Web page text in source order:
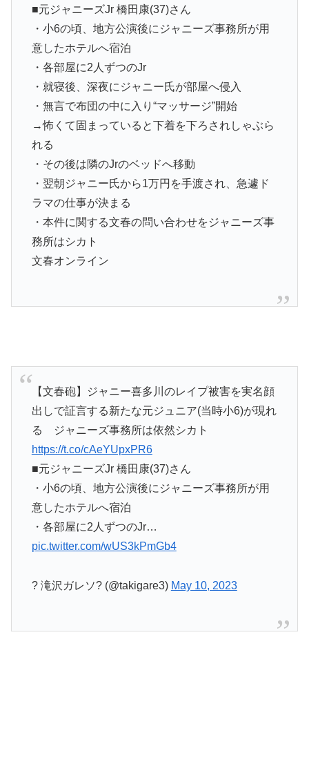
■元ジャニーズJr 橋田康(37)さん
・小6の頃、地方公演後にジャニーズ事務所が用
意したホテルへ宿泊
・各部屋に2人ずつのJr
・就寝後、深夜にジャニー氏が部屋へ侵入
・無言で布団の中に入り“マッサージ”開始
→怖くて固まっていると下着を下ろされしゃぶら
れる
・その後は隣のJrのベッドへ移動
・翌朝ジャニー氏から1万円を手渡され、急遽ド
ラマの仕事が決まる
・本件に関する文春の問い合わせをジャニーズ事
務所はシカト
文春オンライン
【文春砲】ジャニー喜多川のレイプ被害を実名顔
出しで証言する新たな元ジュニア(当時小6)が現れ
る ジャニーズ事務所は依然シカト
https://t.co/cAeYUpxPR6
■元ジャニーズJr 橋田康(37)さん
・小6の頃、地方公演後にジャニーズ事務所が用
意したホテルへ宿泊
・各部屋に2人ずつのJr…
pic.twitter.com/wUS3kPmGb4
? 滝沢ガレソ? (@takigare3) May 10, 2023